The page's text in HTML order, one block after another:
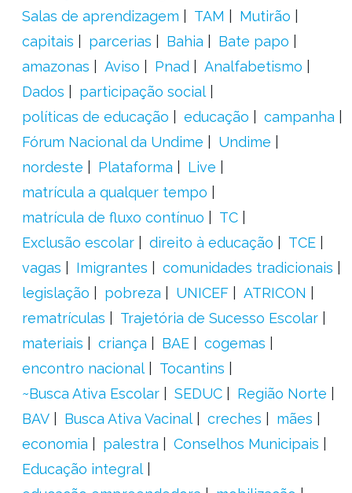
Salas de aprendizagem
TAM
Mutirão
capitais
parcerias Bahia
Bate papo
amazonas
Aviso Pnad
Analfabetismo
Dados
participação social
políticas de educação
educação
campanha
Fórum Nacional da Undime
Undime
nordeste
Plataforma
Live
matrícula a qualquer tempo
matrícula de fluxo contínuo
TC
Exclusão escolar
direito à educação
TCE
vagas
Imigrantes
comunidades tradicionais
legislação
pobreza UNICEF
ATRICON
rematrículas
Trajetória de Sucesso Escolar
materiais
criança BAE
cogemas
encontro nacional
Tocantins
~Busca Ativa Escolar
SEDUC
Região Norte
BAV
Busca Ativa Vacinal creches
mães
economia
palestra
Conselhos Municipais
Educação integral